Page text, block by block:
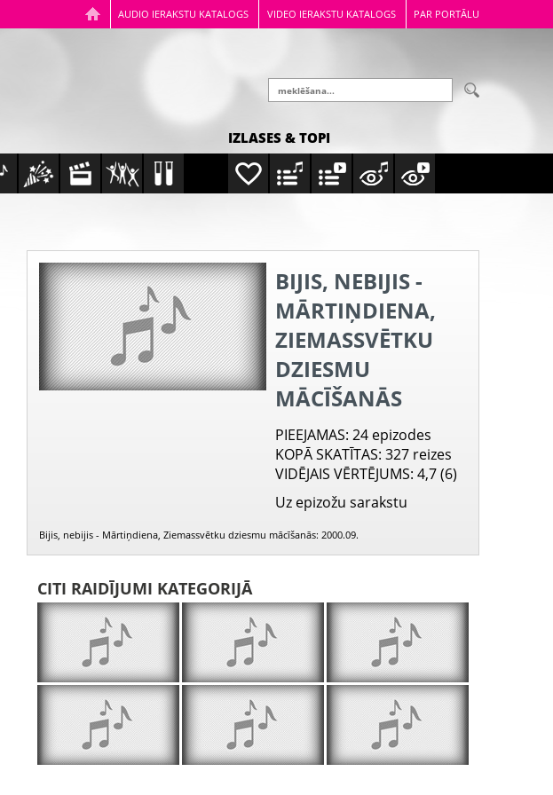
AUDIO IERAKSTU KATALOGS VIDEO IERAKSTU KATALOGS PAR PORTĀLU
IZLASES & TOPI
Es čigāna puika biju Budēlim, tēvainim liela skāda notikus
BIJIS, NEBIJIS -
MĀRTIŅDIENA,
ZIEMASSVĒTKU
DZIESMU
MĀCĪŠANĀS
PIEEJAMAS: 24 epizodes
KOPĀ SKATĪTAS: 327 reizes
VIDĒJAIS VĒRTĒJUMS: 4,7 (6)
Uz epizožu sarakstu
Bijis, nebijis - Mārtiņdiena, Ziemassvētku dziesmu mācīšanās: 2000.09.
CITI RAIDĪJUMI KATEGORIJĀ